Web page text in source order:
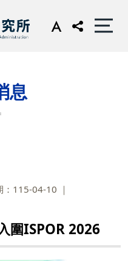
息
：115-04-10
圍ISPOR 2026